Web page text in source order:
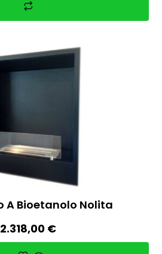
A Bioetanolo Nolita
2.318,00 €